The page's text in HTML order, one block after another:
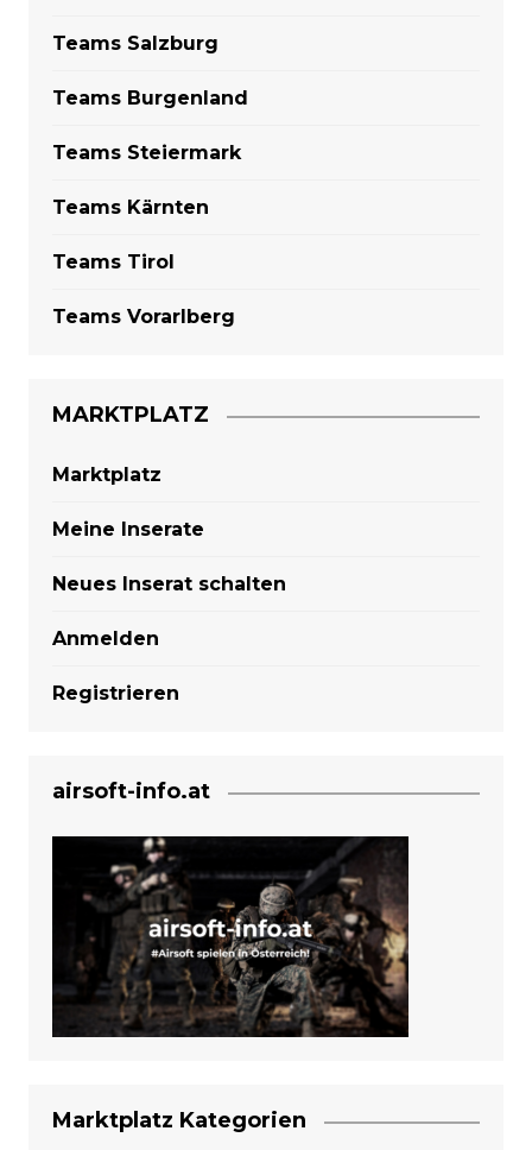
Teams Salzburg
Teams Burgenland
Teams Steiermark
Teams Kärnten
Teams Tirol
Teams Vorarlberg
MARKTPLATZ
Marktplatz
Meine Inserate
Neues Inserat schalten
Anmelden
Registrieren
airsoft-info.at
Marktplatz Kategorien